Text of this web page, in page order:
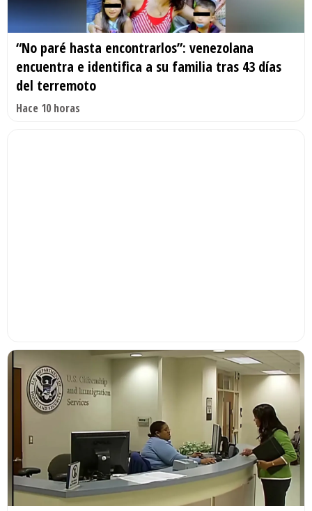
“No paré hasta encontrarlos”: venezolana
encuentra e identifica a su familia tras 43 días
del terremoto
Hace 10 horas